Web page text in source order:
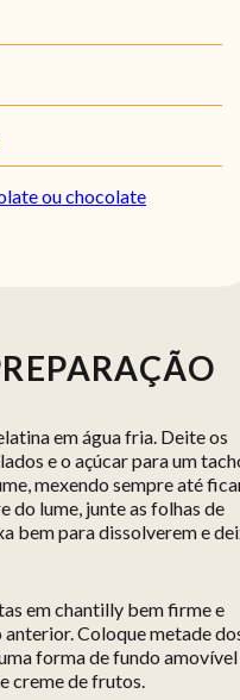
ou chocolate
em água fria. Deite os
e o açúcar para um
mexendo sempre até
do lume, junte as folhas de
bem para dissolverem e
em chantilly bem firme e
Coloque metade
forma de fundo amovível
creme de frutos.